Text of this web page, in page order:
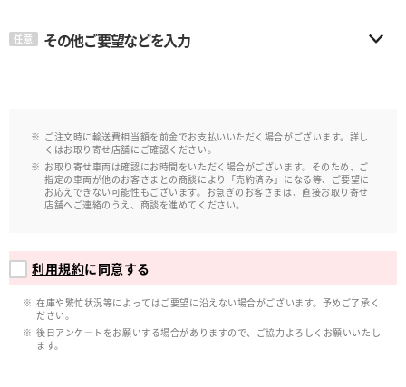
任意 その他ご要望などを入力
ご注文時に輸送費相当額を前金でお支払いいただく場合がございます。詳し
くはお取り寄せ店舗にご確認ください。
お取り寄せ車両は確認にお時間をいただく場合がございます。そのため、ご
指定の車両が他のお客さまとの商談により「売約済み」になる等、ご要望に
お応えできない可能性もございます。お急ぎのお客さまは、直接お取り寄せ
店舗へご連絡のうえ、商談を進めてください。
利用規約に同意する
在庫や繁忙状況等によってはご要望に沿えない場合がございます。予めご了承く
ださい。
後日アンケ―トをお願いする場合がありますので、ご協力よろしくお願いいたし
ます。